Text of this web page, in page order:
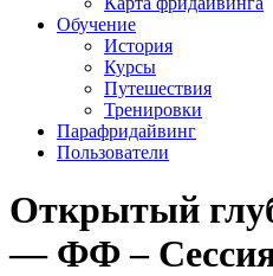
Обучение
История
Курсы
Путешествия
Тренировки
Парафридайвинг
Пользователи
Открытый
— ФФ – Сессия